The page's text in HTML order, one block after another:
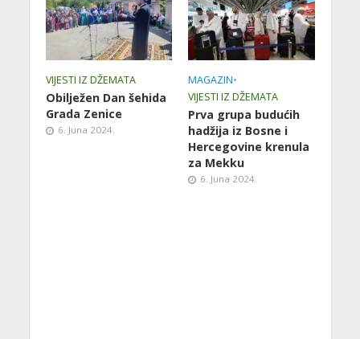
VIJESTI IZ DŽEMATA
Obilježen Dan šehida
Grada Zenice
6. Juna 2024.
MAGAZIN•
VIJESTI IZ DŽEMATA
Prva grupa budućih
hadžija iz Bosne i
Hercegovine krenula
za Mekku
6. Juna 2024.